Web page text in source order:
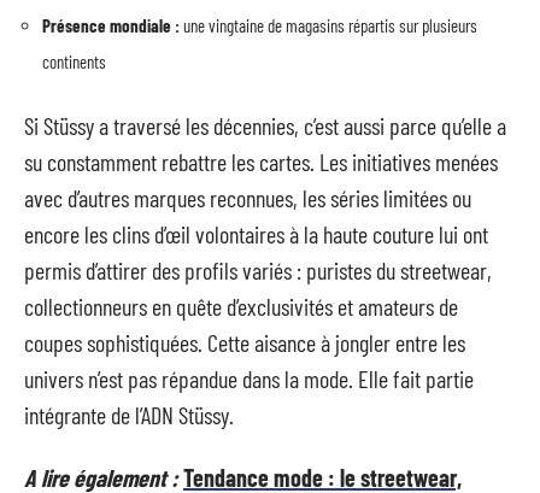
Présence mondiale :une vingtaine de magasins répartis sur plusieurs
continents
Si Stüssy a traversé les décennies, c’est aussi parce qu’elle a
su constamment rebattre les cartes. Les initiatives menées
avec d’autres marques reconnues, les séries limitées ou
encore les clins d’œil volontaires à la haute couture lui ont
permis d’attirer des profils variés : puristes du streetwear,
collectionneurs en quête d’exclusivités et amateurs de
coupes sophistiquées. Cette aisance à jongler entre les
univers n’est pas répandue dans la mode. Elle fait partie
intégrante de l’ADN Stüssy.
A lire également :Tendance mode : le streetwear,